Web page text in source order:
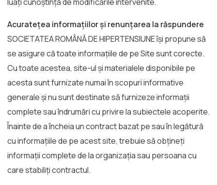
Acuratețea informațiilor și renunțarea la răspundere
SOCIETATEA ROMÂNĂ DE HIPERTENSIUNE își propune să
se asigure că toate informațiile de pe Site sunt corecte.
Cu toate acestea, site-ul și materialele disponibile pe
acesta sunt furnizate numai în scopuri informative
generale și nu sunt destinate să furnizeze informații
complete sau îndrumări cu privire la subiectele acoperite.
Înainte de a încheia un contract bazat pe sau în legătură
cu informațiile de pe acest site, trebuie să obțineți
informații complete de la organizația sau persoana cu
care stabiliți contractul.